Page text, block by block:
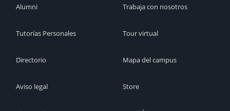
Alumni
Tutorías Personales
Directorio
Aviso legal
Trabaja con nosotros
Tour virtual
Mapa del campus
Store